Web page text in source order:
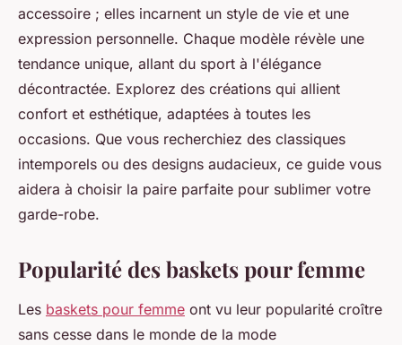
accessoire ; elles incarnent un style de vie et une
expression personnelle. Chaque modèle révèle une
tendance unique, allant du sport à l'élégance
décontractée. Explorez des créations qui allient
confort et esthétique, adaptées à toutes les
occasions. Que vous recherchiez des classiques
intemporels ou des designs audacieux, ce guide vous
aidera à choisir la paire parfaite pour sublimer votre
garde-robe.
Popularité des baskets pour femme
Les baskets pour femme ont vu leur popularité croître
sans cesse dans le monde de la mode